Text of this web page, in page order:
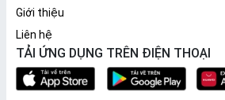
Giới thiệu
Liên hệ
TẢI ỨNG DỤNG TRÊN ĐIỆN THOẠI